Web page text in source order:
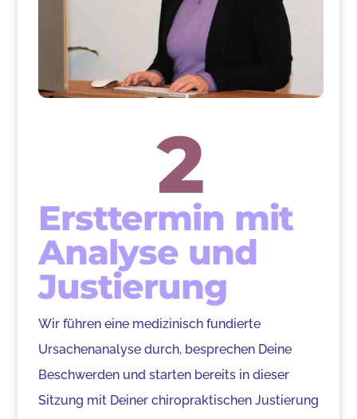
2
Ersttermin mit
Analyse und
Justierung
Wir führen eine medizinisch fundierte
Ursachenanalyse durch, besprechen Deine
Beschwerden und starten bereits in dieser
Sitzung mit Deiner chiropraktischen Justierung